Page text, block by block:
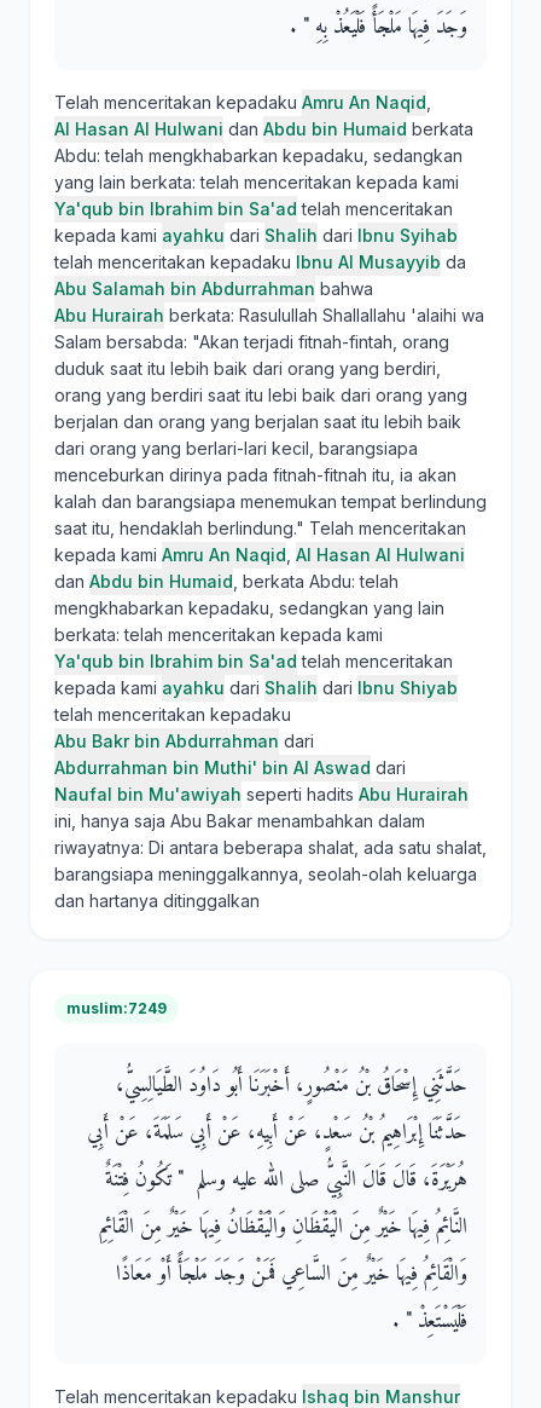
وَجَدَ فِيهَا مَلْجَأً فَلْيَعُذْ بِهِ ‏"‏ ‏.‏
Telah menceritakan kepadaku Amru An Naqid
Al Hasan Al Hulwani dan Abdu bin Humaid berkata
Abdu: telah mengkhabarkan kepadaku, sedangkan
yang lain berkata: telah menceritakan kepada kami
Ya'qub bin Ibrahim bin Sa'ad telah menceritakan
kepada kami ayahku dari Shalih dari Ibnu Syihab
telah menceritakan kepadaku Ibnu Al Musayyib da
Abu Salamah bin Abdurrahman bahwa
Abu Hurairah berkata: Rasulullah Shallallahu 'alaihi wa
Salam bersabda: "Akan terjadi fitnah-fintah, orang
duduk saat itu lebih baik dari orang yang berdiri,
orang yang berdiri saat itu lebi baik dari orang yang
berjalan dan orang yang berjalan saat itu lebih baik
dari orang yang berlari-lari kecil, barangsiapa
menceburkan dirinya pada fitnah-fitnah itu, ia akan
kalah dan barangsiapa menemukan tempat berlindung
saat itu, hendaklah berlindung." Telah menceritakan
kepada kami Amru An Naqid Al Hasan Al Hulwani
dan Abdu bin Humaid , berkata Abdu: telah
mengkhabarkan kepadaku, sedangkan yang lain
berkata: telah menceritakan kepada kami
Ya'qub bin Ibrahim bin Sa'ad telah menceritakan
kepada kami ayahku dari Shalih dari Ibnu Shiyab
telah menceritakan kepadaku
Abu Bakr bin Abdurrahman dari
Abdurrahman bin Muthi' bin Al Aswad dari
Naufal bin Mu'awiyah seperti hadits Abu Hurairah
ini, hanya saja Abu Bakar menambahkan dalam
riwayatnya: Di antara beberapa shalat, ada satu shalat,
barangsiapa meninggalkannya, seolah-olah keluarga
dan hartanya ditinggalkan
muslim:7249
حَدَّثَنِي إِسْحَاقُ بْنُ مَنْصُورٍ، أَخْبَرَنَا أَبُو دَاوُدَ الطَّيَالِسِيُّ،
حَدَّثَنَا إِبْرَاهِيمُ بْنُ سَعْدٍ، عَنْ أَبِيهِ، عَنْ أَبِي سَلَمَةَ، عَنْ أَبِي
هُرَيْرَةَ، قَالَ قَالَ النَّبِيُّ صلى الله عليه وسلم ‏ "‏ تَكُونُ فِتْنَةٌ
النَّائِمُ فِيهَا خَيْرٌ مِنَ الْيَقْظَانِ وَالْيَقْظَانُ فِيهَا خَيْرٌ مِنَ الْقَائِمِ
وَالْقَائِمُ فِيهَا خَيْرٌ مِنَ السَّاعِي فَمَنْ وَجَدَ مَلْجَأً أَوْ مَعَاذًا
فَلْيَسْتَعِذْ ‏"‏ ‏.‏
Telah menceritakan kepadaku Ishaq bin Manshur